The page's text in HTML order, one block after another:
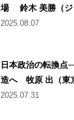
場 鈴木 美勝（ジ
2025.08.07
日本政治の転換点
造へ 牧原 出（東
2025.07.31